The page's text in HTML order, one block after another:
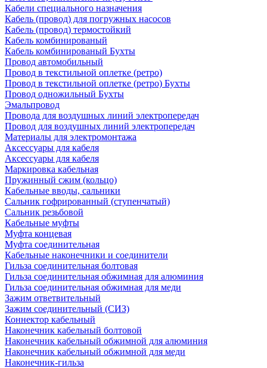
Кабели специального назначения
Кабель (провод) для погружных насосов
Кабель (провод) термостойкий
Кабель комбинированый
Кабель комбинированый Бухты
Провод автомобильный
Провод в текстильной оплетке (ретро)
Провод в текстильной оплетке (ретро) Бухты
Провод одножильный Бухты
Эмальпровод
Провода для воздушных линий электропередач
Провод для воздушных линий электропередач
Материалы для электромонтажа
Аксессуары для кабеля
Аксессуары для кабеля
Маркировка кабельная
Пружинный сжим (кольцо)
Кабельные вводы, сальники
Сальник гофрированный (ступенчатый)
Сальник резьбовой
Кабельные муфты
Муфта концевая
Муфта соединительная
Кабельные наконечники и соединители
Гильза соединительная болтовая
Гильза соединительная обжимная для алюминия
Гильза соединительная обжимная для меди
Зажим ответвительный
Зажим соединительный (СИЗ)
Коннектор кабельный
Наконечник кабельный болтовой
Наконечник кабельный обжимной для алюминия
Наконечник кабельный обжимной для меди
Наконечник-гильза